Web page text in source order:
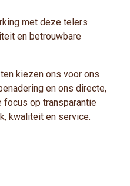
met deze telers
en betrouwbare
kiezen ons voor ons
en ons directe,
focus op transparantie
kwaliteit en service.